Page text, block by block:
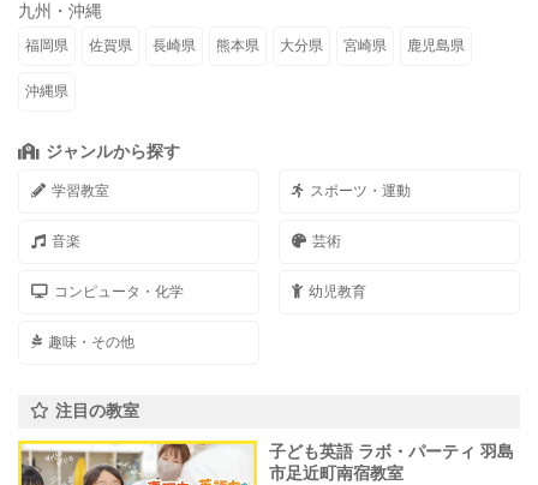
九州・沖縄
福岡県 佐賀県 長崎県 熊本県 大分県 宮崎県 鹿児島県
沖縄県
ジャンルから探す
学習教室 スポーツ・運動
音楽 芸術
コンピュータ・化学 幼児教育
趣味・その他
注目の教室
子ども英語 ラボ・パーティ 羽島
市足近町南宿教室